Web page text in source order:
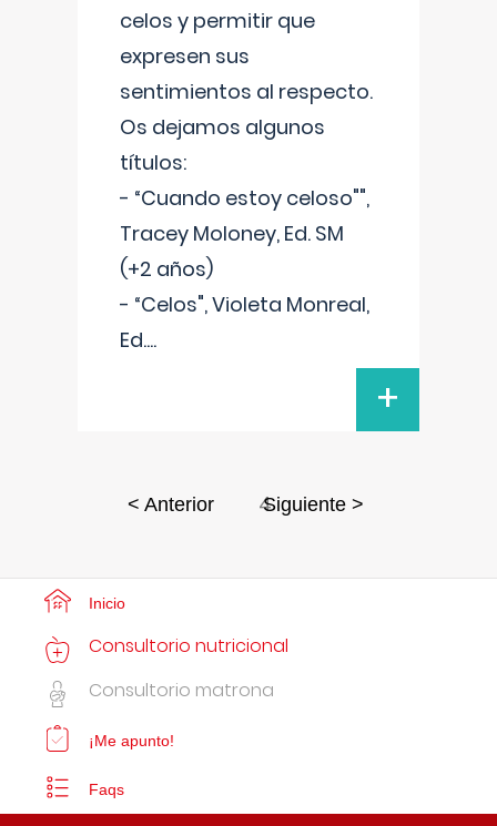
celos y permitir que
expresen sus
sentimientos al respecto.
Os dejamos algunos
títulos:
- “Cuando estoy celoso"",
Tracey Moloney, Ed. SM
(+2 años)
- “Celos", Violeta Monreal,
Ed....
+
< Anterior 4
Siguiente >
Inicio
Consultorio nutricional
Consultorio matrona
¡Me apunto!
Faqs